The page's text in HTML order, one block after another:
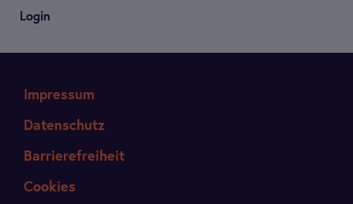
Login
Impressum
Datenschutz
Barrierefreiheit
Cookies